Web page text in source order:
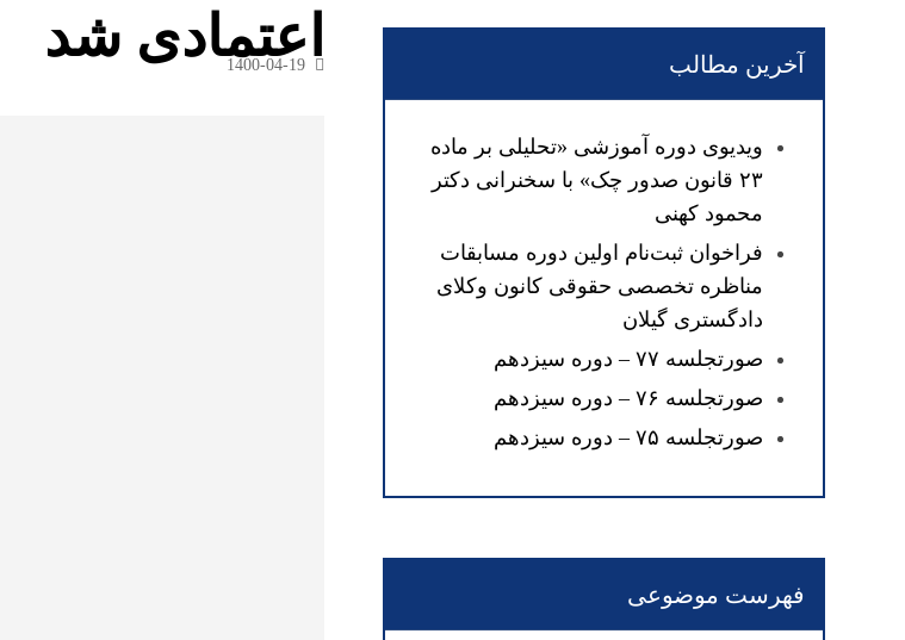
اعتمادی شد
1400-04-19 آخرین مطالب
ویدیوی دوره آموزشی «تحلیلی بر ماده
۲۳ قانون صدور چک» با سخنرانی دکتر
محمود کهنی
فراخوان ثبت‌نام اولین دوره مسابقات
مناظره تخصصی حقوقی کانون وکلای
دادگستری گیلان
صورتجلسه ۷۷ – دوره سیزدهم
صورتجلسه ۷۶ – دوره سیزدهم
صورتجلسه ۷۵ – دوره سیزدهم
فهرست موضوعی